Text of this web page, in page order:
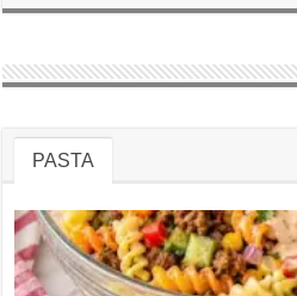
PASTA